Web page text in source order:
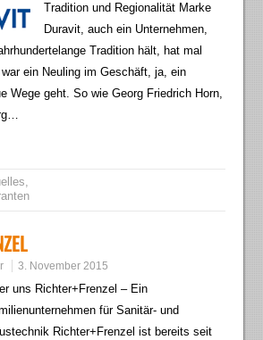
Tradition und Regionalität Marke
Duravit, auch ein Unternehmen,
Tradition hält, hat mal
war ein Neuling im Geschäft, ja, ein
Wege geht. So wie Georg Friedrich Horn,
,
3. November 2015
uns Richter+Frenzel – Ein
für Sanitär- und
Richter+Frenzel ist bereits seit